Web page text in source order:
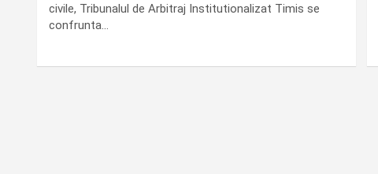
civile, Tribunalul de Arbitraj Institutionalizat Timis se
confrunta…